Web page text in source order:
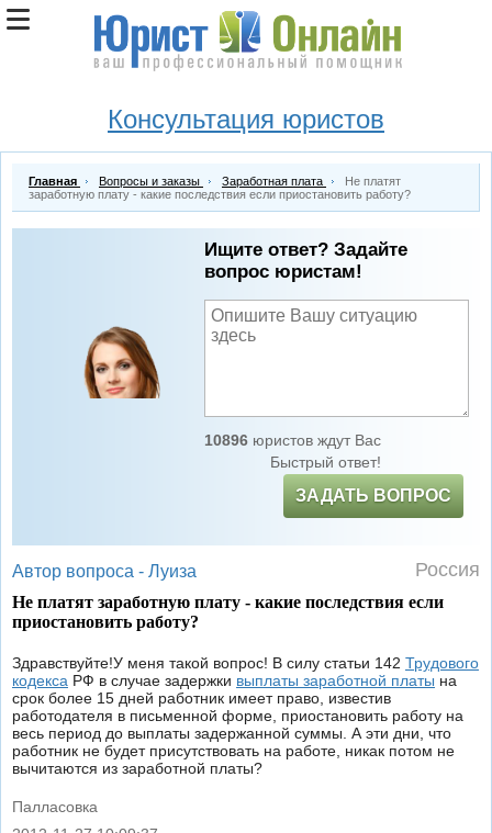
Консультация юристов
Главная Вопросы и заказы Заработная плата
Не платят
заработную плату - какие последствия если приостановить работу?
Ищите ответ? Задайте
вопрос юристам!
10896юристов ждут Вас
Быстрый ответ!
ЗАДАТЬ ВОПРОС
Автор вопроса - Луиза Россия
Не платят заработную плату - какие последствия если
приостановить работу?
Здравствуйте!У меня такой вопрос! В силу статьи 142 Трудового
кодекса РФ в случае задержки выплаты заработной платы на
срок более 15 дней работник имеет право, известив
работодателя в письменной форме, приостановить работу на
весь период до выплаты задержанной суммы. А эти дни, что
работник не будет присутствовать на работе, никак потом не
вычитаются из заработной платы?
Палласовка